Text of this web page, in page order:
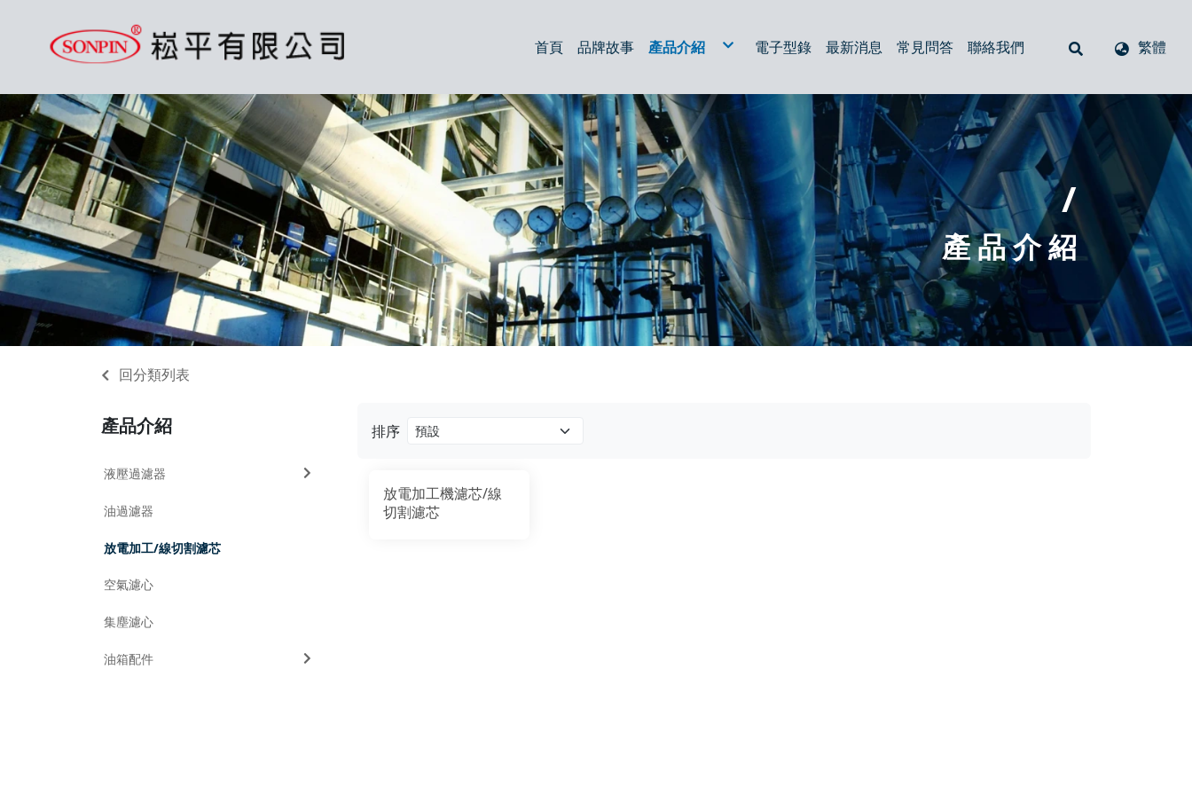
繁體
首頁 品牌故事 產品介紹
空氣濾心
集塵濾心
油箱配件
防塵套
電子型錄 最新消息 常見問答 聯絡我們
/
產 品 介 紹
回分類列表
排序
放電加工機濾芯/線
切割濾芯
產品介紹
液壓過濾器
油過濾器
放電加工/線切割濾芯
空氣濾心
集塵濾心
油箱配件